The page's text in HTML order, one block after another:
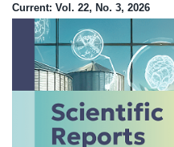
Current: Vol. 22, No. 3, 2026